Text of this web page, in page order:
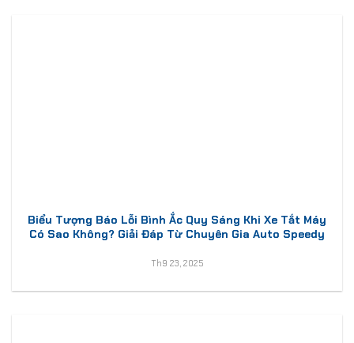
Biểu Tượng Báo Lỗi Bình Ắc Quy Sáng Khi Xe Tắt Máy
Có Sao Không? Giải Đáp Từ Chuyên Gia Auto Speedy
Th9 23, 2025